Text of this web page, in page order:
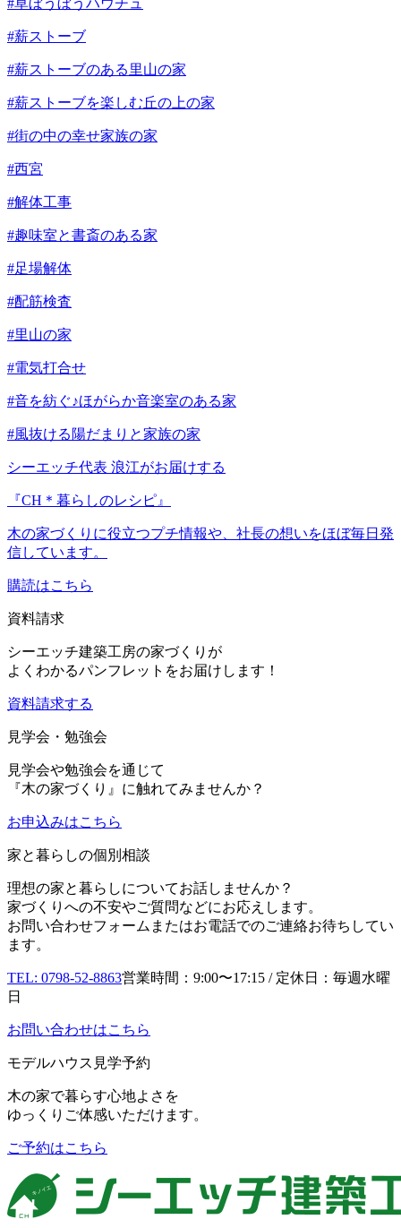
#草ぼうぼうハウチュ
#薪ストーブ
#薪ストーブのある里山の家
#薪ストーブを楽しむ丘の上の家
#街の中の幸せ家族の家
#西宮
#解体工事
#趣味室と書斎のある家
#足場解体
#配筋検査
#里山の家
#電気打合せ
#音を紡ぐ♪ほがらか音楽室のある家
#風抜ける陽だまりと家族の家
シーエッチ代表 浪江がお届けする
『CH＊暮らしのレシピ』
木の家づくりに役立つプチ情報や、社長の想いをほぼ毎日発
信しています。
購読はこちら
資料請求
シーエッチ建築工房の家づくりが
よくわかるパンフレットをお届けします！
資料請求する
見学会・勉強会
見学会や勉強会を通じて
『木の家づくり』に触れてみませんか？
お申込みはこちら
家と暮らしの個別相談
理想の家と暮らしについてお話しませんか？
家づくりへの不安やご質問などにお応えします。
お問い合わせフォームまたはお電話でのご連絡お待ちしてい
ます。
TEL: 0798-52-8863営業時間：9:00〜17:15 / 定休日：毎週水曜
日
お問い合わせはこちら
モデルハウス見学予約
木の家で暮らす心地よさを
ゆっくりご体感いただけます。
ご予約はこちら